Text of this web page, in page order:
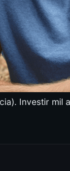
Investir mil